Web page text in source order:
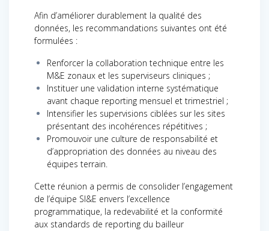
Afin d’améliorer durablement la qualité des
données, les recommandations suivantes ont été
formulées :
Renforcer la collaboration technique entre les
M&E zonaux et les superviseurs cliniques ;
Instituer une validation interne systématique
avant chaque reporting mensuel et trimestriel ;
Intensifier les supervisions ciblées sur les sites
présentant des incohérences répétitives ;
Promouvoir une culture de responsabilité et
d’appropriation des données au niveau des
équipes terrain.
Cette réunion a permis de consolider l’engagement
de l’équipe SI&E envers l’excellence
programmatique, la redevabilité et la conformité
aux standards de reporting du bailleur